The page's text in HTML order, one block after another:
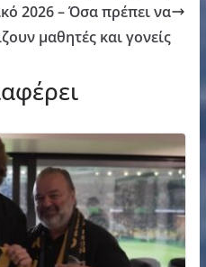
2026 – Όσα πρέπει να
μαθητές και γονείς